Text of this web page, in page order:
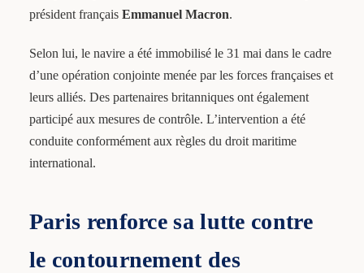
président français Emmanuel Macron.
Selon lui, le navire a été immobilisé le 31 mai dans le cadre
d’une opération conjointe menée par les forces françaises et
leurs alliés. Des partenaires britanniques ont également
participé aux mesures de contrôle. L’intervention a été
conduite conformément aux règles du droit maritime
international.
Paris renforce sa lutte contre
le contournement des